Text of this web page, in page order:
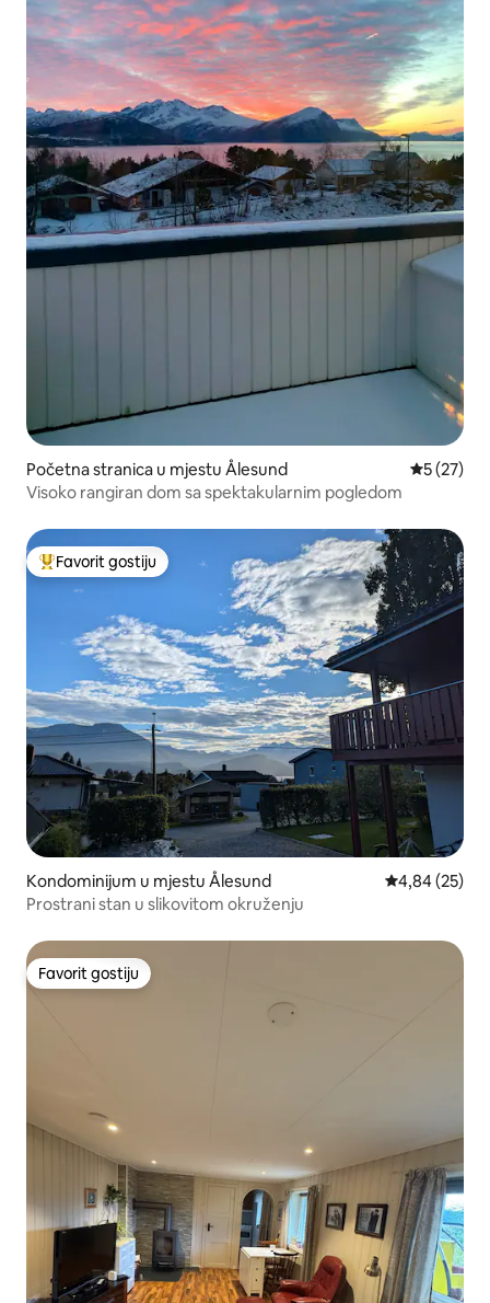
Početna stranica u mjestu Ålesund prosječna
5 (27)
Visoko rangiran dom sa spektakularnim pogledom
Glavni favorit gostiju
Favorit gostiju
Kondominijum u mjestu Ålesund prosječna
4,84 (25)
Prostrani stan u slikovitom okruženju
Favorit gostiju
Favorit gostiju